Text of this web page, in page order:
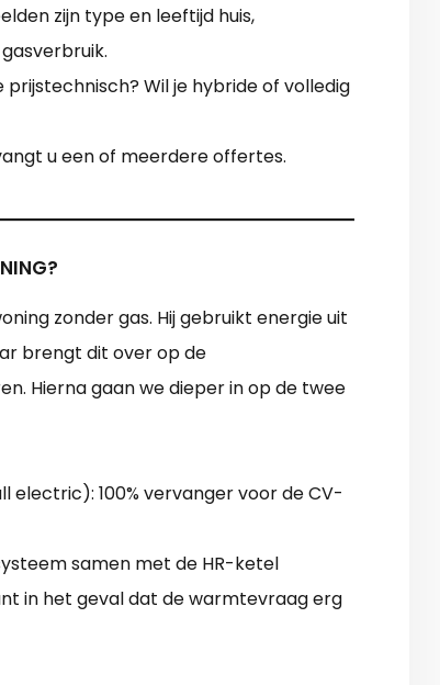
zijn type en leeftijd huis,
prijstechnisch? Wil je hybride of volledig
u een of meerdere offertes.
zonder gas. Hij gebruikt energie uit
brengt dit over op de
Hierna gaan we dieper in op de twee
100% vervanger voor de CV-
samen met de HR-ketel
in het geval dat de warmtevraag erg